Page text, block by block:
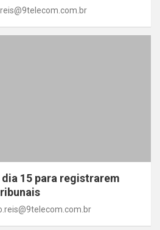
15 para registrarem